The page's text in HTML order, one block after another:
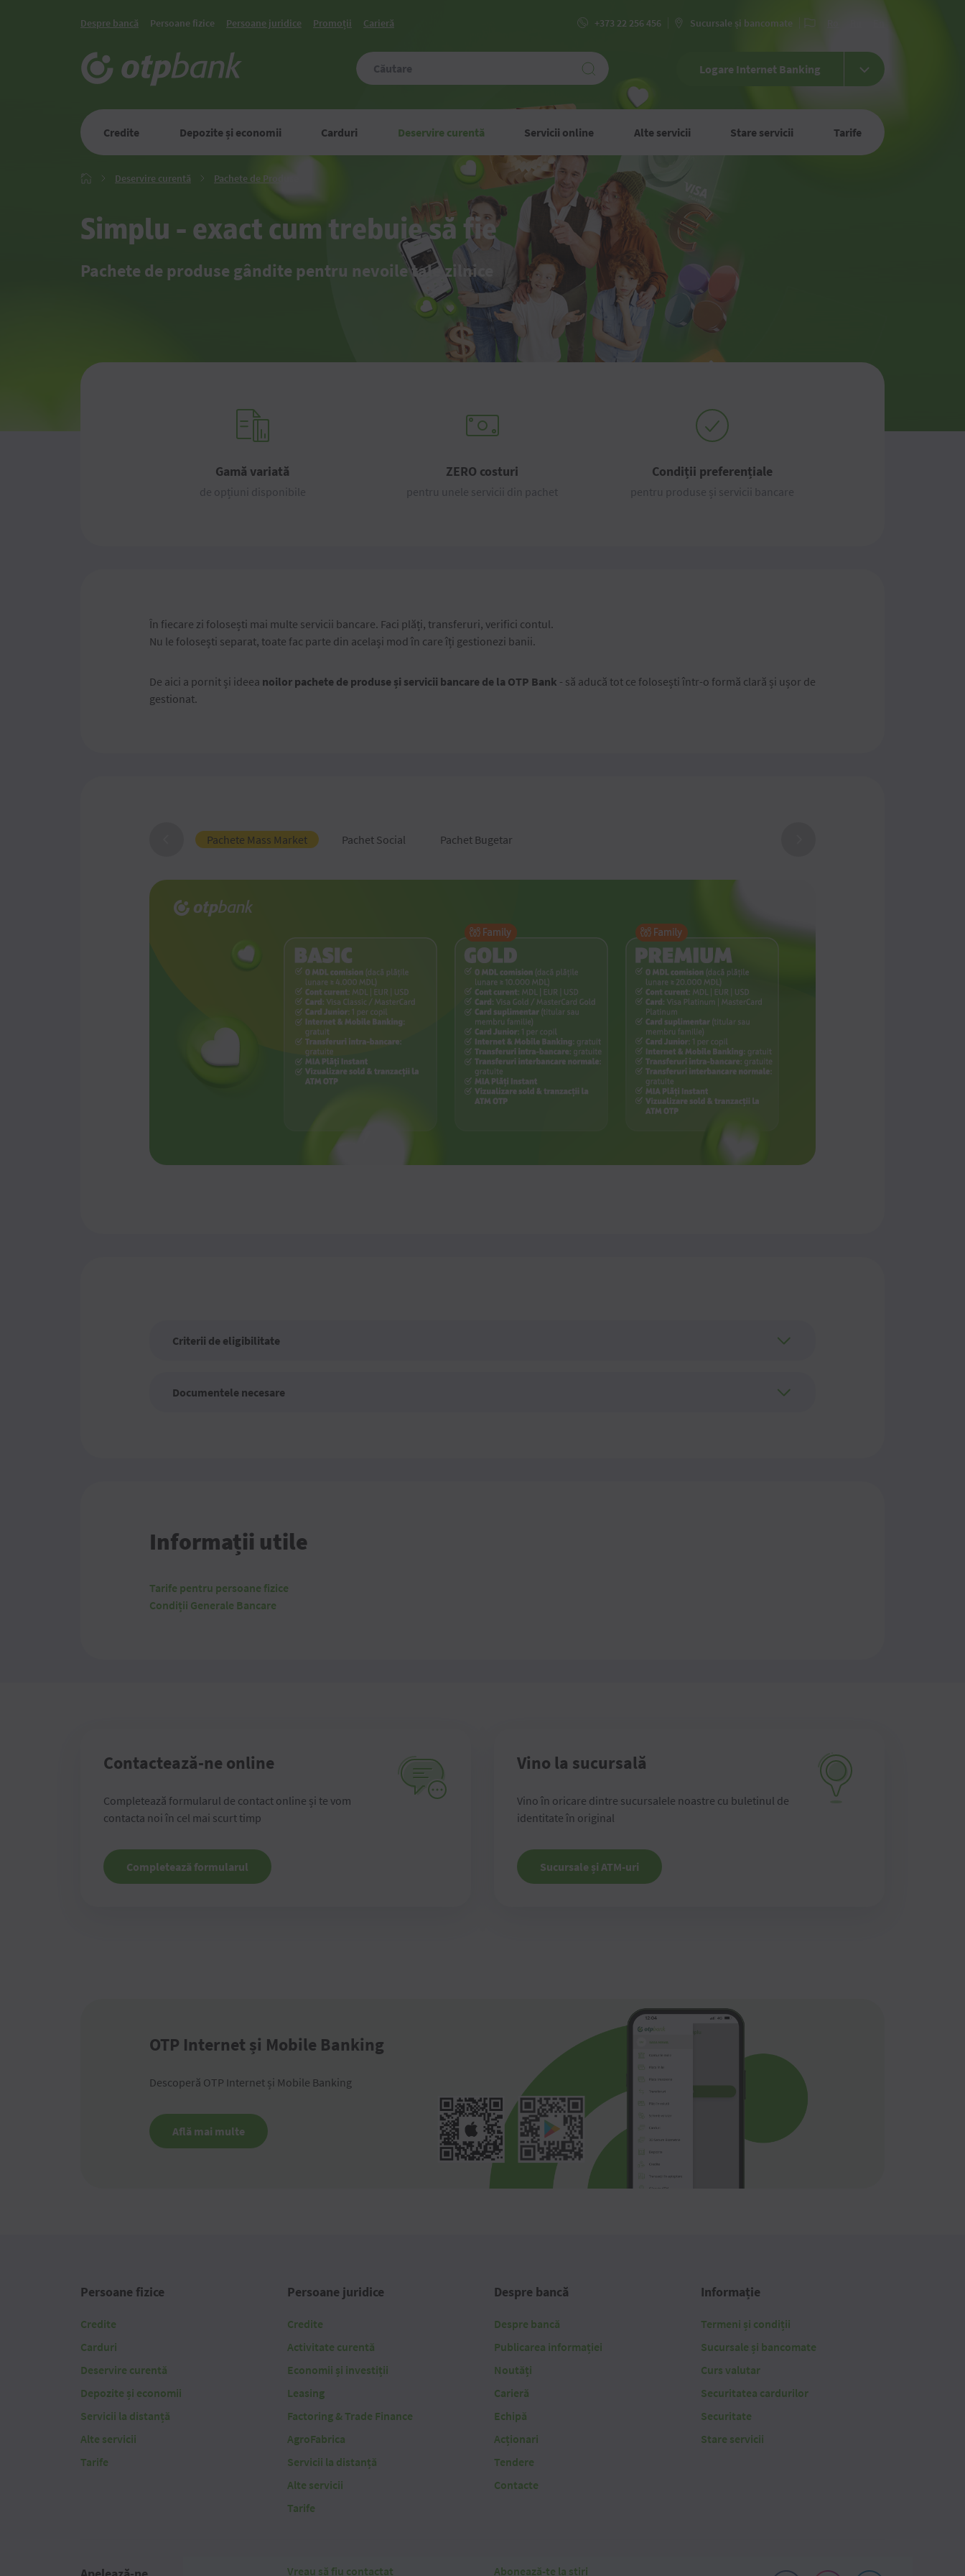
Despre bancă Persoane fizice Persoane juridice Promoții Carieră +373 22 256 456 Sucursale și bancomate
Logare Internet Banking
Credite Depozite și economii Carduri Deservire curentă Servicii online Alte servicii Stare servicii Tarife
Deservire curentă DeservirePachete de Produse
Simplu - exact cum trebuie să fie
Pachete de produse gândite pentru nevoile tale zilnice
Gamă variată
de opțiuni disponibile
ZERO costuri
pentru unele servicii din pachet
Condiții preferențiale
pentru produse și servicii bancare
În fiecare zi folosești mai multe servicii bancare. Faci plăți, transferuri, verifici contul.
Nu le folosești separat, toate fac parte din același mod în care îți gestionezi banii.
De aici a pornit și ideea noilor pachete de produse și servicii bancare de la OTP Bank - să aducă tot ce folosești într-o formă clară și ușor de
gestionat.
Pachete Mass Market Pachet Social Pachet Bugetar
Criterii de eligibilitate
Documentele necesare
Informații utile
Tarife pentru persoane fizice
Condiții Generale Bancare
Contactează-ne online
Completează formularul de contact online și te vom
contacta noi în cel mai scurt timp
Completează formularul
Vino la sucursală
Vino în oricare dintre sucursalele noastre cu buletinul de
identitate în original
Sucursale și ATM-uri
OTP Internet și Mobile Banking
Descoperă OTP Internet și Mobile Banking
Află mai multe
Persoane fizice
Credite
Carduri
Deservire curentă
Depozite și economii
Servicii la distanță
Alte servicii
Tarife
Persoane juridice
Credite
Activitate curentă
Economii și investiții
Leasing
Factoring & Trade Finance
AgroFabrica
Servicii la distanță
Alte servicii
Tarife
Despre bancă
Despre bancă
Publicarea informației
Noutăți
Carieră
Echipă
Acționari
Tendere
Contacte
Informație
Termeni și condiții
Sucursale și bancomate
Curs valutar
Securitatea cardurilor
Securitate
Stare servicii
Vreau să fiu contactat Abonează-te la știri